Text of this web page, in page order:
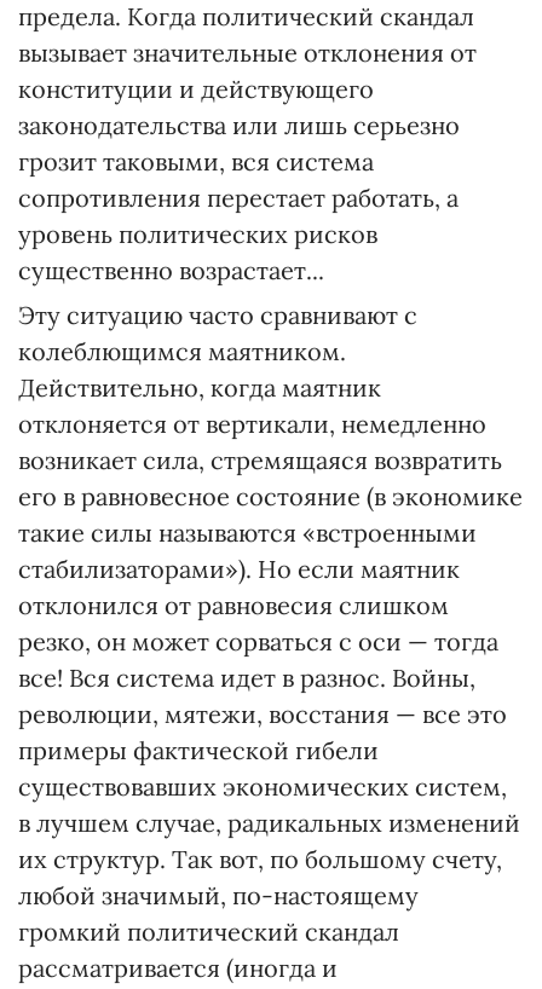
предела. Когда политический скандал
вызывает значительные отклонения от
конституции и действующего
законодательства или лишь серьезно
грозит таковыми, вся система
сопротивления перестает работать, а
уровень политических рисков
существенно возрастает...
Эту ситуацию часто сравнивают с
колеблющимся маятником.
Действительно, когда маятник
отклоняется от вертикали, немедленно
возникает сила, стремящаяся возвратить
его в равновесное состояние (в экономике
такие силы называются «встроенными
стабилизаторами»). Но если маятник
отклонился от равновесия слишком
резко, он может сорваться с оси — тогда
все! Вся система идет в разнос. Войны,
революции, мятежи, восстания — все это
примеры фактической гибели
существовавших экономических систем,
в лучшем случае, радикальных изменений
их структур. Так вот, по большому счету,
любой значимый, по-настоящему
громкий политический скандал
рассматривается (иногда и